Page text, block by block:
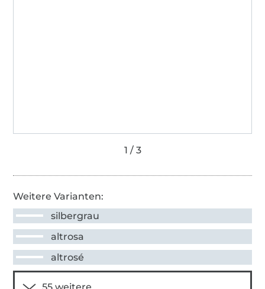
Weitere Varianten:
silbergrau
altrosa
altrosé